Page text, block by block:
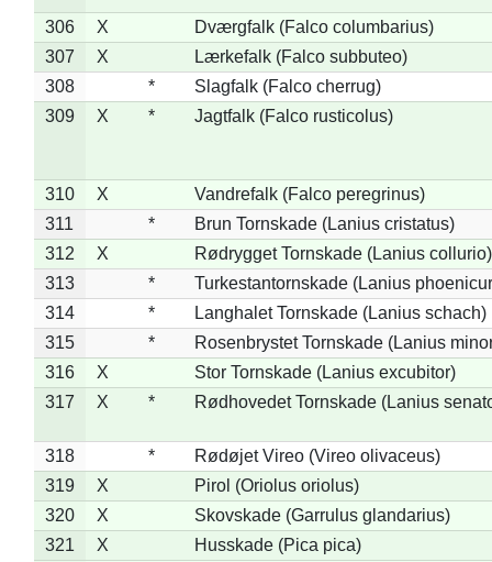
306 X
Dværgfalk (Falco columbarius)
307
X
Lærkefalk (Falco subbuteo)
308
*
Slagfalk (Falco cherrug)
309
X * Jagtfalk (Falco rusticolus)
310 X
Vandrefalk (Falco peregrinus)
311
*
Brun Tornskade (Lanius cristatus)
312
X
Rødrygget Tornskade (Lanius collurio)
313
*
Turkestantornskade (Lanius
314
*
Langhalet Tornskade (Lanius schach)
315
*
Rosenbrystet Tornskade (Lanius
316
X
Stor Tornskade (Lanius excubitor)
317
X * Rødhovedet Tornskade (Lanius
318 *
Rødøjet Vireo (Vireo olivaceus)
319
X
Pirol (Oriolus oriolus)
320
X
Skovskade (Garrulus glandarius)
321
X
Husskade (Pica pica)